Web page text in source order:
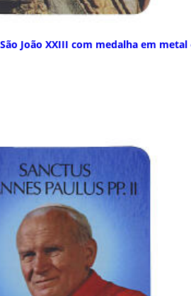
João XXIII com medalha em metal